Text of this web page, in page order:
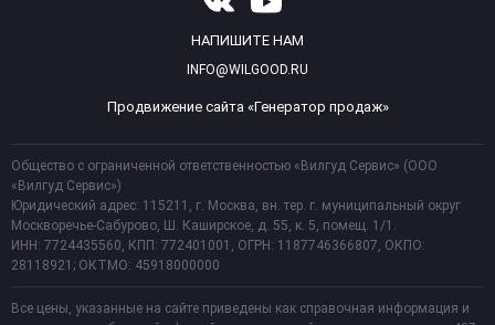
НАПИШИТЕ НАМ
INFO@WILGOOD.RU
Продвижение сайта «Генератор продаж»
Общество с ограниченной ответственностью «Вилгуд Сервис» (ООО
«Вилгуд Сервис»)
Юридический адрес: 115211, г. Москва, вн. тер. г. муниципальный округ
Москворечье-Сабурово, Ш. Каширское, д. 55, к. 5, помещ. 1/1.
ИНН: 7724435560, КПП: 772401001, ОГРН: 1187746366807, ОКПО:
28118921; ОКТМО: 45918000000
Все цены, указанные на сайте приведены как справочная информация и